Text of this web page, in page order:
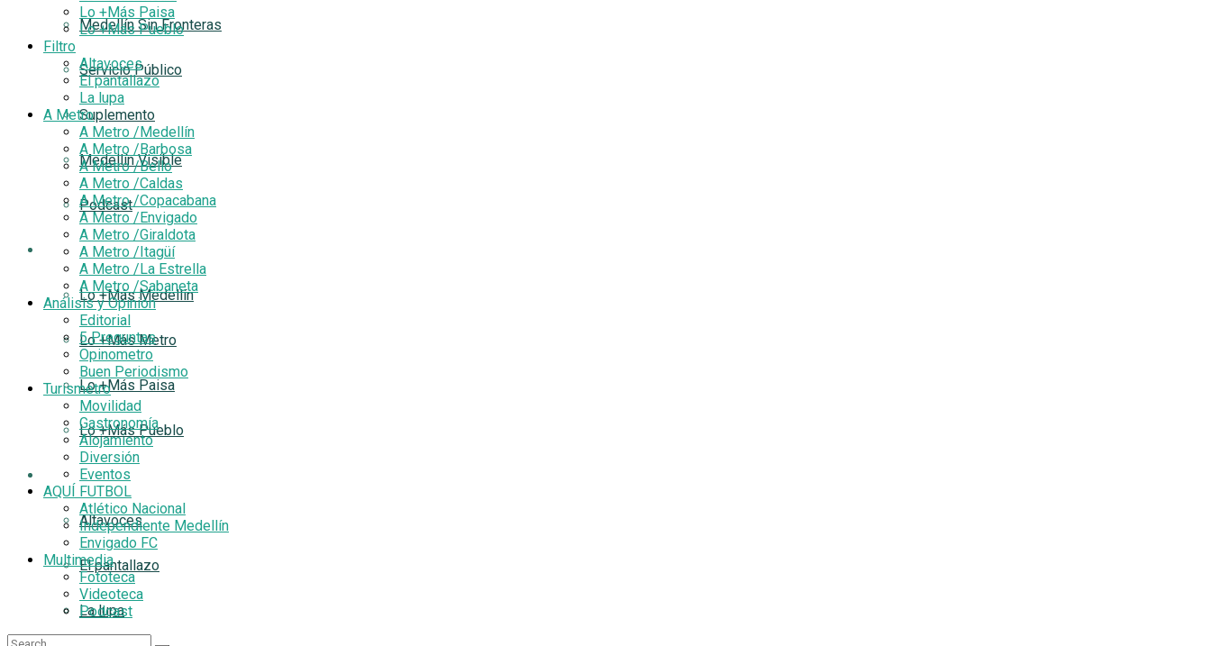
Medellín Sin Fronteras
Servicio Público
Suplemento
Medellín Visible
Podcast
LO +MÁS
Lo +Más Medellín
Lo +Más Metro
Lo +Más Paisa
Lo +Más Pueblo
Filtro
Altavoces
El pantallazo
La lupa
Lo +Más Paisa
Lo +Más Pueblo
Filtro
Altavoces
El pantallazo
La lupa
A Metro
A Metro /Medellín
A Metro /Barbosa
A Metro /Bello
A Metro /Caldas
A Metro /Copacabana
A Metro /Envigado
A Metro /Giraldota
A Metro /Itagüí
A Metro /La Estrella
A Metro /Sabaneta
Análisis y Opinión
Editorial
5 Preguntas
Opinometro
Buen Periodismo
Turismetro
Movilidad
Gastronomía
Alojamiento
Diversión
Eventos
AQUÍ FUTBOL
Atlético Nacional
Independiente Medellín
Envigado FC
Multimedia
Fototeca
Videoteca
Podcast